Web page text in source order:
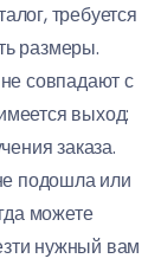
требуется
размеры.
совпадают с
выход:
заказа.
подошла или
можете
нужный вам